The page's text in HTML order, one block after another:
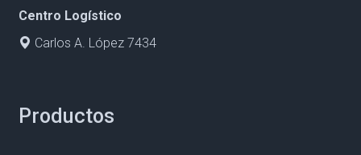
Centro Logístico
Carlos A. López 7434
Productos